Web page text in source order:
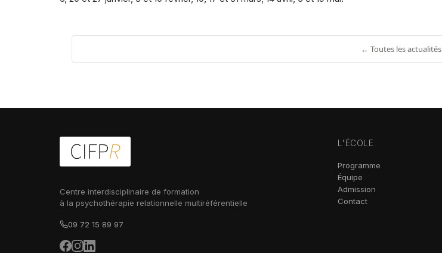
← Toutes les actualités
Centre interdisciplinaire de formation
à la psychothérapie relationnelle multiréférentielle
09 72 15 89 97
L'ÉCOLE
Programme
Équipe
Admission
Contact